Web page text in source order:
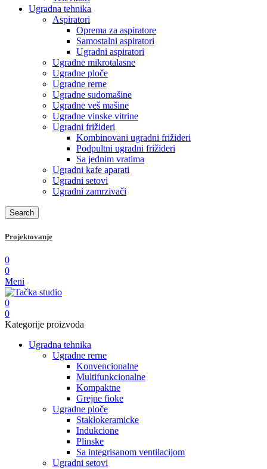
Ugradna tehnika
Aspiratori
Oprema za aspiratore
Samostalni aspiratori
Ugradni aspiratori
Ugradne mikrotalasne
Ugradne ploče
Ugradne rerne
Ugradne sudomašine
Ugradne veš mašine
Ugradne vinske vitrine
Ugradni frižideri
Kombinovani ugradni frižideri
Podpultni ugradni frižideri
Sa jednim vratima
Ugradni kafe aparati
Ugradni setovi
Ugradni zamrzivači
Search
Projektovanje
0
0
Meni
0
0
Kategorije proizvoda
Ugradna tehnika
Ugradne rerne
Konvencionalne
Multifunkcionalne
Kompaktne
Grejne fioke
Ugradne ploče
Staklokeramicke
Indukcione
Plinske
Sa integrisanom ventilacijom
Ugradni setovi